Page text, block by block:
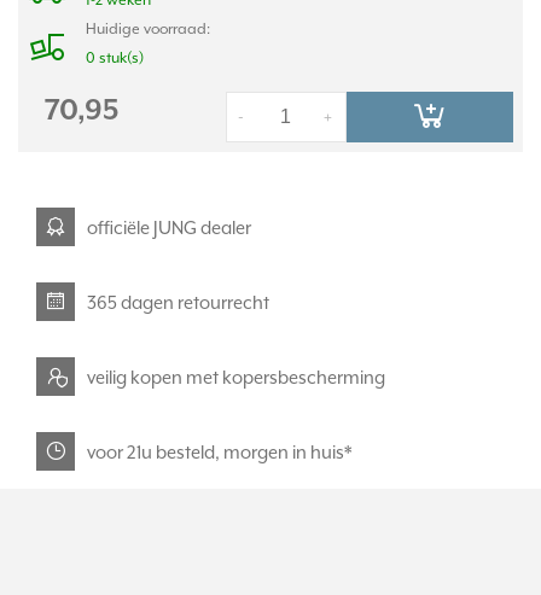
Huidige voorraad:
0 stuk(s)
70,95 +
-
officiële JUNG dealer
365 dagen retourrecht
veilig kopen met kopersbescherming
voor 21u besteld, morgen in huis*